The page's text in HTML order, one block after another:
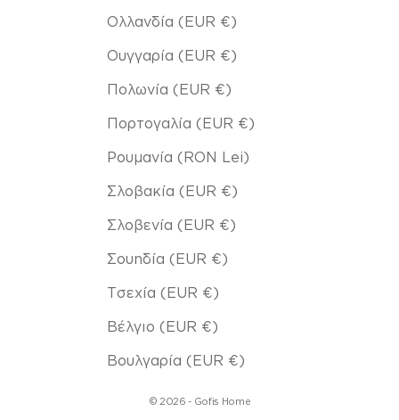
Ολλανδία (EUR €)
Ουγγαρία (EUR €)
Πολωνία (EUR €)
Πορτογαλία (EUR €)
Ρουμανία (RON Lei)
Σλοβακία (EUR €)
Σλοβενία (EUR €)
Σουηδία (EUR €)
Τσεχία (EUR €)
Βέλγιο (EUR €)
Βουλγαρία (EUR €)
© 2026 - Gofis Home